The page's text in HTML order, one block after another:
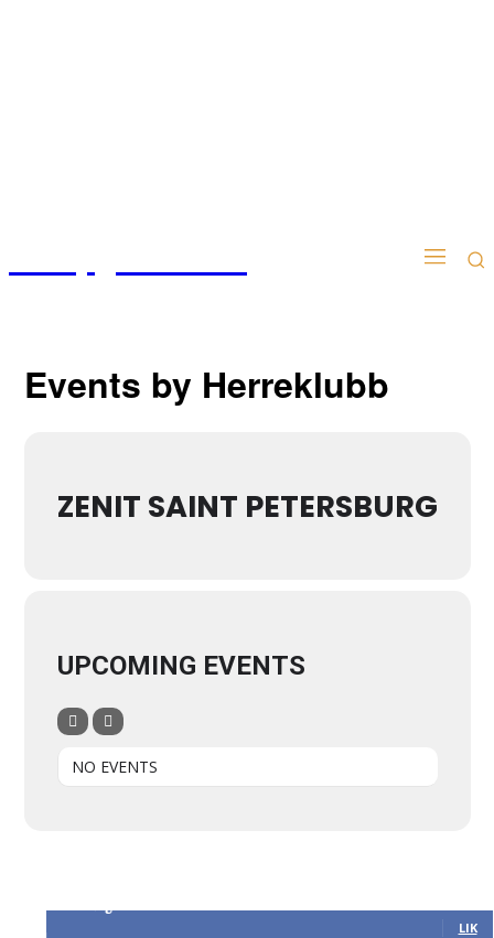
Events by Herreklubb
ZENIT SAINT PETERSBURG
UPCOMING EVENTS
NO EVENTS
LIK